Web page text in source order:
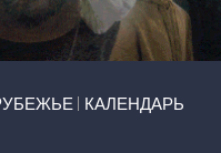
КАЛЕНДАРЬ